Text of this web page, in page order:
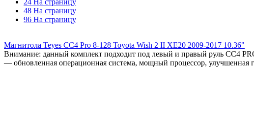
24 На страницу
48 На страницу
96 На страницу
Магнитола Teyes CC4 Pro 8-128 Toyota Wish 2 II XE20 2009-2017 10.36"
Внимание: данный комплект подходит под левый и правый руль СС4
— обновленная операционная система, мощный процессор, улучшенная